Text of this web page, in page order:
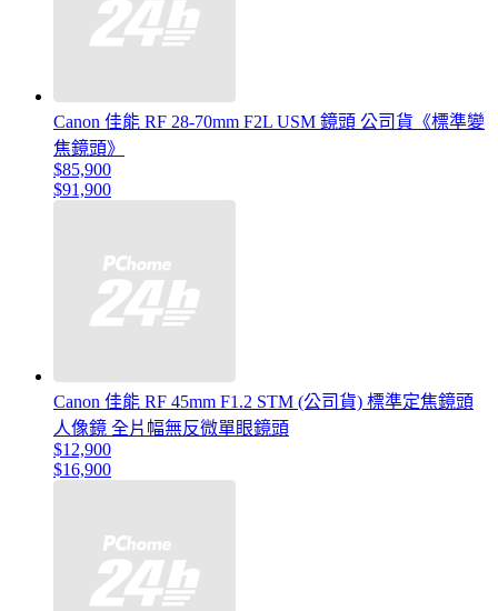
Canon 佳能 RF 28-70mm F2L USM 鏡頭 公司貨《標準變
焦鏡頭》
$85,900
$91,900
Canon 佳能 RF 45mm F1.2 STM (公司貨) 標準定焦鏡頭
人像鏡 全片幅無反微單眼鏡頭
$12,900
$16,900